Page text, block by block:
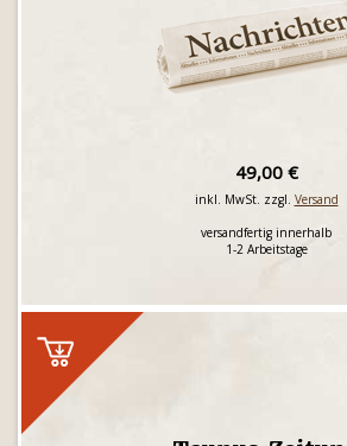
49,00 €
inkl. MwSt. zzgl. Versand
versandfertig innerhalb
1-2 Arbeitstage